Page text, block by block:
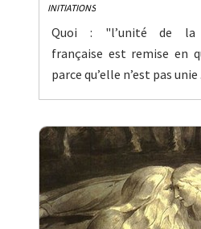
INITIATIONS
Quoi : "l’unité de la
française est remise en
parce qu’elle n’est pas unie